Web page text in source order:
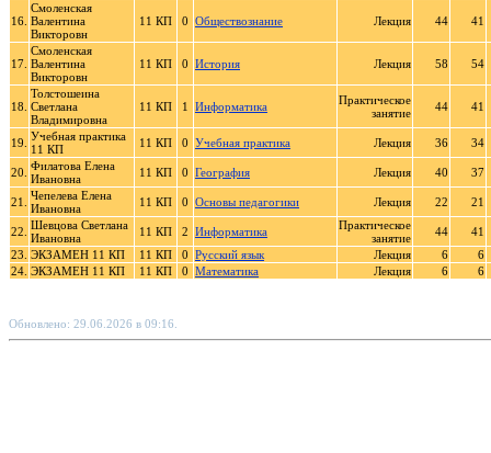
16.
Смоленская
Валентина
Викторовн
11 КП 0 Обществознание Лекция 44 41
17.
Смоленская
Валентина
Викторовн
11 КП 0 История Лекция 58 54
18.
Толстошеина
Светлана
Владимировна
11 КП 1 Информатика
Практическое
занятие
44 41
19. Учебная практика
11 КП
11 КП 0 Учебная практика Лекция 36 34
20. Филатова Елена
Ивановна
11 КП 0 География Лекция 40 37
21.
Чепелева Елена
Ивановна
11 КП 0 Основы педагогики Лекция 22 21
22. Шевцова Светлана
Ивановна
11 КП 2 Информатика
Практическое
занятие
44
41
23. ЭКЗАМЕН 11 КП 11 КП 0 Русский язык Лекция 6
6
24. ЭКЗАМЕН 11 КП 11 КП 0 Математика Лекция 6 6
Обновлено: 29.06.2026 в 09:16.